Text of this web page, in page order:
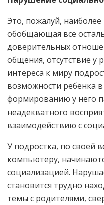
Это, пожалуй,
обобщающая все
доверительных
общения, отсутствие у
интереса к миру
возможности ребёнка
формированию у него
неадекватного
взаимодействию с
У подростка, по своей
компьютеру,
социализацией.
становится трудно
темы с родителями,